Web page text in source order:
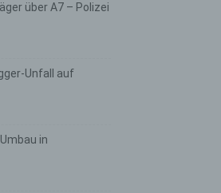
über A7 – Polizei
Unfall auf
in